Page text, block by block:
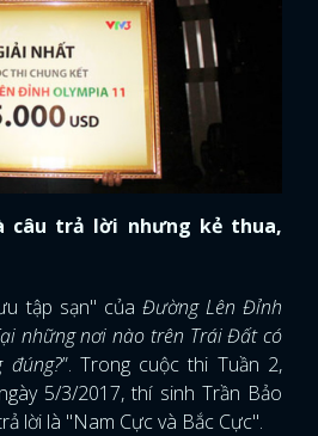
câu trả lời nhưng kẻ thua,
tập sạn" của Đường Lên Đỉnh
những nơi nào trên Trái Đất có
đúng?”. Trong cuộc thi Tuần 2,
5/3/2017, thí sinh Trần Bảo
lời là "Nam Cực và Bắc Cực".